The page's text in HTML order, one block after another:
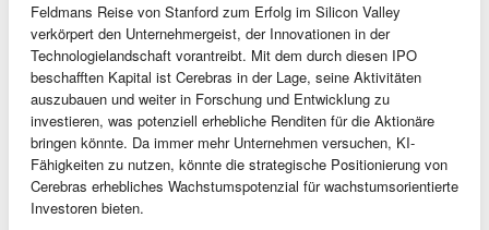
Feldmans Reise von Stanford zum Erfolg im Silicon Valley
verkörpert den Unternehmergeist, der Innovationen in der
Technologielandschaft vorantreibt. Mit dem durch diesen IPO
beschafften Kapital ist Cerebras in der Lage, seine Aktivitäten
auszubauen und weiter in Forschung und Entwicklung zu
investieren, was potenziell erhebliche Renditen für die Aktionäre
bringen könnte. Da immer mehr Unternehmen versuchen, KI-
Fähigkeiten zu nutzen, könnte die strategische Positionierung von
Cerebras erhebliches Wachstumspotenzial für wachstumsorientierte
Investoren bieten.